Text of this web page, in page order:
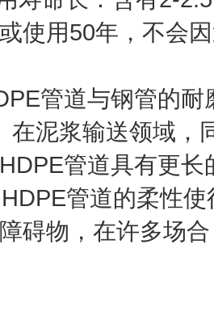
使用50年，不会
管道与钢管的
在泥浆输送领域，
管道具有更
管道的柔性
碍物，在许多场